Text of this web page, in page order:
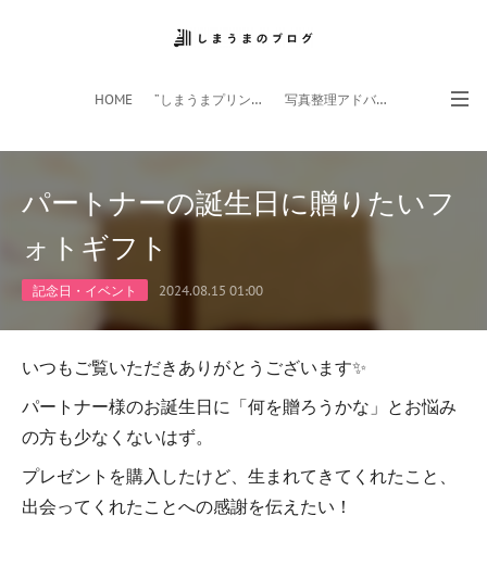
HOME ”しまうまプリント”サイト 写真整理アドバイザー
パートナーの誕生日に贈りたいフ
ォトギフト
記念日・イベント 2024.08.15 01:00
いつもご覧いただきありがとうございます✨
パートナー様のお誕生日に「何を贈ろうかな」とお悩み
の方も少なくないはず。
プレゼントを購入したけど、生まれてきてくれたこと、
出会ってくれたことへの感謝を伝えたい！